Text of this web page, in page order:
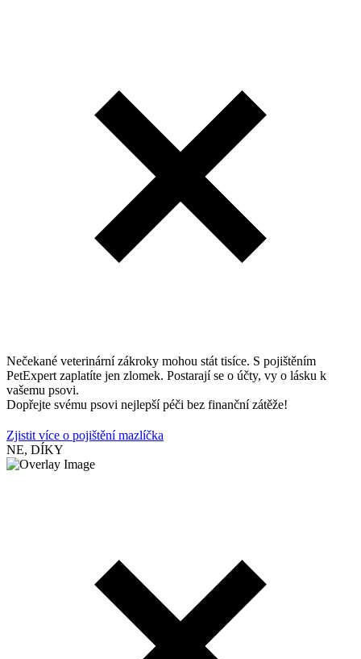
Nečekané veterinární zákroky mohou stát tisíce. S pojištěním
PetExpert zaplatíte jen zlomek. Postarají se o účty, vy o lásku k
vašemu psovi.
Dopřejte svému psovi nejlepší péči bez finanční zátěže!
Zjistit více o pojištění mazlíčka
NE, DÍKY